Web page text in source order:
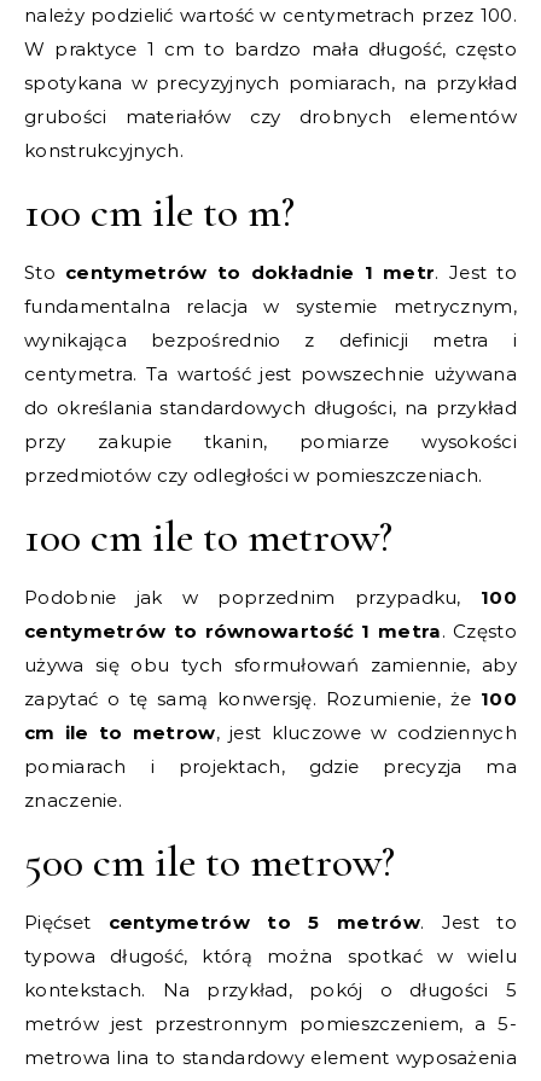
należy podzielić wartość w centymetrach przez 100.
W praktyce 1 cm to bardzo mała długość, często
spotykana w precyzyjnych pomiarach, na przykład
grubości materiałów czy drobnych elementów
konstrukcyjnych.
100 cm ile to m?
Sto centymetrów to dokładnie 1 metr. Jest to
fundamentalna relacja w systemie metrycznym,
wynikająca bezpośrednio z definicji metra i
centymetra. Ta wartość jest powszechnie używana
do określania standardowych długości, na przykład
przy zakupie tkanin, pomiarze wysokości
przedmiotów czy odległości w pomieszczeniach.
100 cm ile to metrow?
Podobnie jak w poprzednim przypadku, 100
centymetrów to równowartość 1 metra. Często
używa się obu tych sformułowań zamiennie, aby
zapytać o tę samą konwersję. Rozumienie, że 100
cm ile to metrow, jest kluczowe w codziennych
pomiarach i projektach, gdzie precyzja ma
znaczenie.
500 cm ile to metrow?
Pięćset centymetrów to 5 metrów. Jest to
typowa długość, którą można spotkać w wielu
kontekstach. Na przykład, pokój o długości 5
metrów jest przestronnym pomieszczeniem, a 5-
metrowa lina to standardowy element wyposażenia